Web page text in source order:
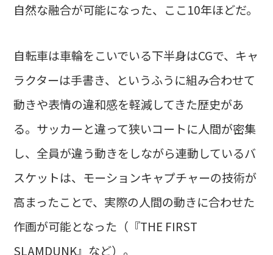
自然な融合が可能になった、ここ10年ほどだ。
自転車は車輪をこいでいる下半身はCGで、キャ
ラクターは手書き、というふうに組み合わせて
動きや表情の違和感を軽減してきた歴史があ
る。サッカーと違って狭いコートに人間が密集
し、全員が違う動きをしながら連動しているバ
スケットは、モーションキャプチャーの技術が
高まったことで、実際の人間の動きに合わせた
作画が可能となった（『THE FIRST
SLAMDUNK』など）。